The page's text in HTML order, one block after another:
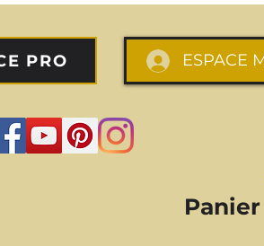
PRO ESPACE
Panier